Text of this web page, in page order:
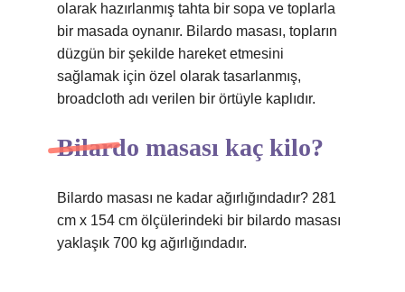
olarak hazırlanmış tahta bir sopa ve toplarla
bir masada oynanır. Bilardo masası, topların
düzgün bir şekilde hareket etmesini
sağlamak için özel olarak tasarlanmış,
broadcloth adı verilen bir örtüyle kaplıdır.
Bilardo masası kaç kilo?
Bilardo masası ne kadar ağırlığındadır? 281
cm x 154 cm ölçülerindeki bir bilardo masası
yaklaşık 700 kg ağırlığındadır.